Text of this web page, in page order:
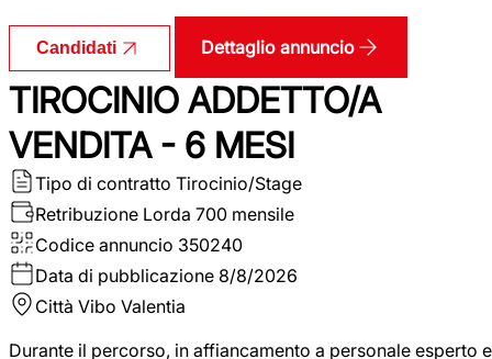
Candidati Dettaglio annuncio
TIROCINIO ADDETTO/A
VENDITA - 6 MESI
Tipo di contratto Tirocinio/Stage
Retribuzione Lorda 700 mensile
Codice annuncio 350240
Data di pubblicazione 8/8/2026
Città Vibo Valentia
Durante il percorso, in affiancamento a personale esperto e